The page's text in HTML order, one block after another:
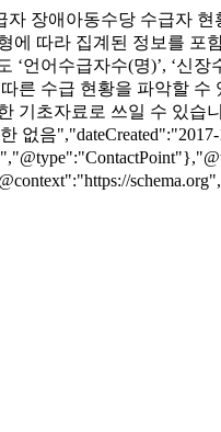
장애아동수당 수급자
따라 집계된 정보를 포
‘언어수급자수(명)’, ‘신
른 수급 현황을 파악할
기초자료로 쓰일 수 있습
없음